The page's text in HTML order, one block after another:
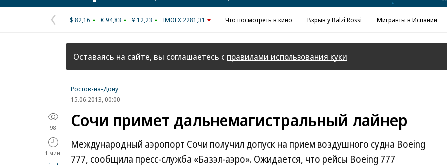
Предыдущая
страница
$ 82,16 € 94,83 ¥ 12,23 IMOEX 2281,31 Что посмотреть в кино Взрыв у Balzi Rossi Мигранты в Испании
Оставаясь на сайте, вы соглашаетесь с правилами использования куки
Ростов-на-Дону
15.06.2013, 00:00
98
1 мин.
Сочи примет дальнемагистральный лайнер
Международный аэропорт Сочи получил допуск на прием воздушного судна Boeing
777, сообщила пресс-служба «Базэл-аэро». Ожидается, что рейсы Boeing 777